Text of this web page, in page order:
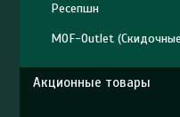
Ресепшн
MOF-Outlet
Акционные товары